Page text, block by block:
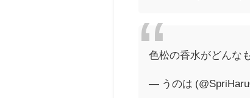
色松の香水がどん
— うのは